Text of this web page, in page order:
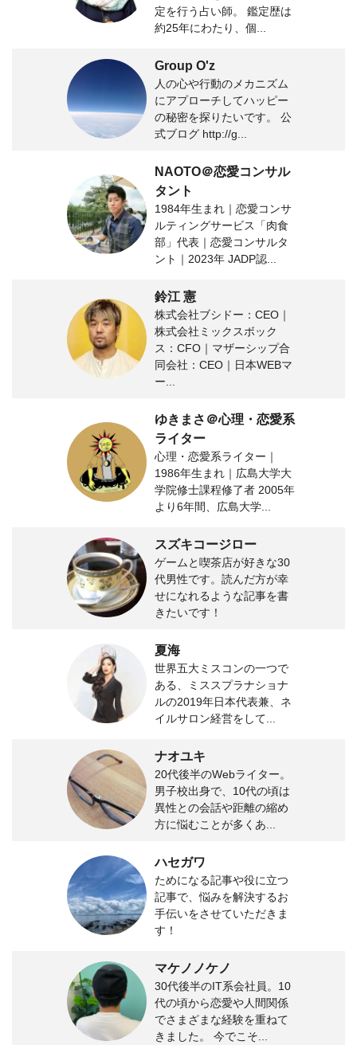
定を行う占い師。 鑑定歴は
約25年にわたり、個...
Group O'z
人の心や行動のメカニズム
にアプローチしてハッピー
の秘密を探りたいです。 公
式ブログ http://g...
NAOTO＠恋愛コンサル
タント
1984年生まれ｜恋愛コンサ
ルティングサービス「肉食
部」代表｜恋愛コンサルタ
ント｜2023年 JADP認...
鈴江 憲
株式会社ブシドー：CEO｜
株式会社ミックスボック
ス：CFO｜マザーシップ合
同会社：CEO｜日本WEBマ
ー...
ゆきまさ＠心理・恋愛系
ライター
心理・恋愛系ライター｜
1986年生まれ｜広島大学大
学院修士課程修了者 2005年
より6年間、広島大学...
スズキコージロー
ゲームと喫茶店が好きな30
代男性です。読んだ方が幸
せになれるような記事を書
きたいです！
夏海
世界五大ミスコンの一つで
ある、ミススプラナショナ
ルの2019年日本代表兼、ネ
イルサロン経営をして...
ナオユキ
20代後半のWebライター。
男子校出身で、10代の頃は
異性との会話や距離の縮め
方に悩むことが多くあ...
ハセガワ
ためになる記事や役に立つ
記事で、悩みを解決するお
手伝いをさせていただきま
す！
マケノノケノ
30代後半のIT系会社員。10
代の頃から恋愛や人間関係
でさまざまな経験を重ねて
きました。 今でこそ...